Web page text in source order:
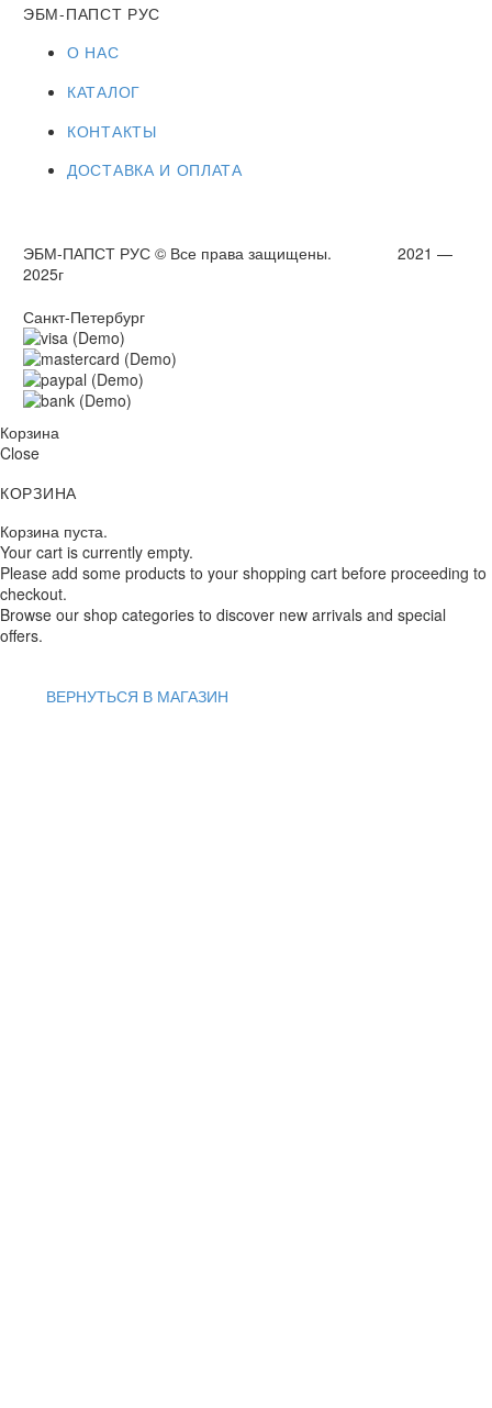
ЭБМ-ПАПСТ РУС
О НАС
КАТАЛОГ
КОНТАКТЫ
ДОСТАВКА И ОПЛАТА
ЭБМ-ПАПСТ РУС © Все права защищены. 2021 —
2025г
Санкт-Петербург
Корзина
Close
КОРЗИНА
Корзина пуста.
Your cart is currently empty.
Please add some products to your shopping cart before proceeding to
checkout.
Browse our shop categories to discover new arrivals and special
offers.
ВЕРНУТЬСЯ В МАГАЗИН